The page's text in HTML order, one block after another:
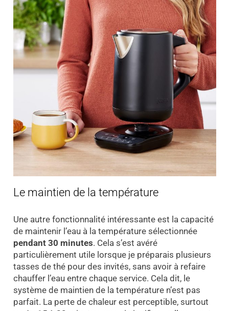
Le maintien de la température
Une autre fonctionnalité intéressante est la capacité
de maintenir l’eau à la température sélectionnée
pendant 30 minutes. Cela s’est avéré
particulièrement utile lorsque je préparais plusieurs
tasses de thé pour des invités, sans avoir à refaire
chauffer l’eau entre chaque service. Cela dit, le
système de maintien de la température n’est pas
parfait. La perte de chaleur est perceptible, surtout